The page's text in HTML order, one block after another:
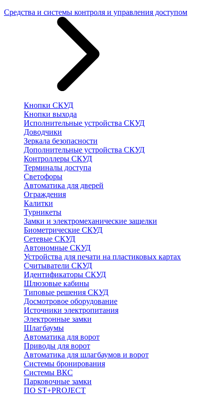
Средства и системы контроля и управления доступом
Кнопки СКУД
Кнопки выхода
Исполнительные устройства СКУД
Доводчики
Зеркала безопасности
Дополнительные устройства СКУД
Контроллеры СКУД
Терминалы доступа
Светофоры
Автоматика для дверей
Ограждения
Калитки
Турникеты
Замки и электромеханические защелки
Биометрические СКУД
Сетевые СКУД
Автономные СКУД
Устройства для печати на пластиковых картах
Считыватели СКУД
Идентификаторы СКУД
Шлюзовые кабины
Типовые решения СКУД
Досмотровое оборудование
Источники электропитания
Электронные замки
Шлагбаумы
Автоматика для ворот
Приводы для ворот
Автоматика для шлагбаумов и ворот
Системы бронирования
Системы ВКС
Парковочные замки
ПО ST+PROJECT